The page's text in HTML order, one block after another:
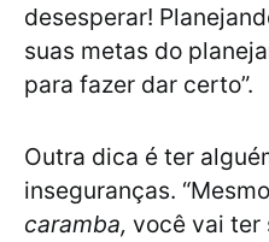
desesperar!
suas metas do
para fazer dar certo”.
Outra dica é ter
inseguranças.
caramba, você vai ter